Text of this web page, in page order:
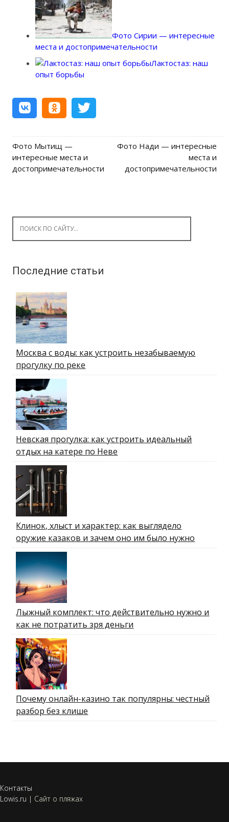
Фото Сирии — интересные
места и достопримечательности
Лактостаз: наш
опыт борьбы
Post navigation
Фото Мытищ —
интересные места и
достопримечательности
Фото Нади — интересные
места и
достопримечательности
Последние статьи
Москва с воды: как устроить незабываемую
прогулку по реке
Невская прогулка: как устроить идеальный
отдых на катере по Неве
Клинок, хлыст и характер: как выглядело
оружие казаков и зачем оно им было нужно
Лыжный комплект: что действительно нужно и
как не потратить зря деньги
Почему онлайн-казино так популярны: честный
разбор без клише
Контакты
Lowis.ru | Сайт о пляжах